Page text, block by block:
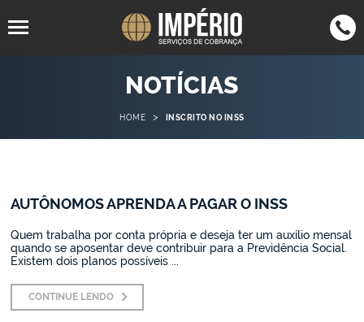
94805-
SP (11)
BH (31) 2942-1089
PR (43)3015-9042
NOTÍCIAS
HOME > INSCRITO NO INSS
AUTÔNOMOS APRENDA A PAGAR O INSS
Quem trabalha por conta própria e deseja ter um auxílio mensal
quando se aposentar deve contribuir para a Previdência Social.
Existem dois planos possíveis ...
CONTINUE LENDO